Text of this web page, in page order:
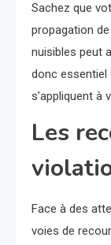
Sachez que
propagation
nuisibles peut
donc essentiel
s’appliquent à
Les
Face à des
voies de